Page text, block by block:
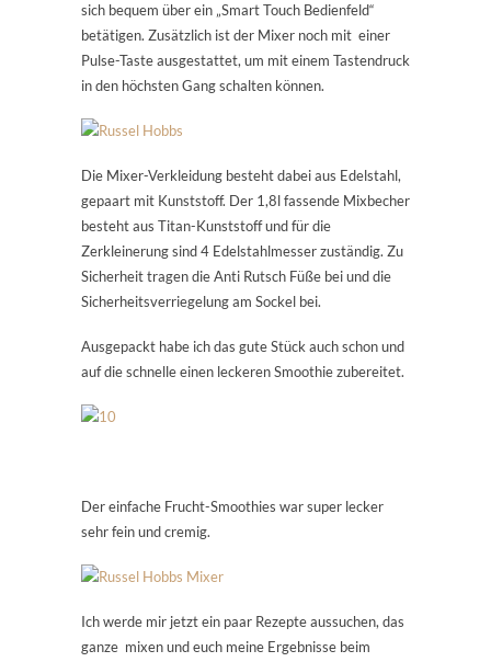
sich bequem über ein „Smart Touch Bedienfeld“
betätigen. Zusätzlich ist der Mixer noch mit einer
Pulse-Taste ausgestattet, um mit einem Tastendruck
in den höchsten Gang schalten können.
Die Mixer-Verkleidung besteht dabei aus Edelstahl,
gepaart mit Kunststoff. Der 1,8l fassende Mixbecher
besteht aus Titan-Kunststoff und für die
Zerkleinerung sind 4 Edelstahlmesser zuständig. Zu
Sicherheit tragen die Anti Rutsch Füße bei und die
Sicherheitsverriegelung am Sockel bei.
Ausgepackt habe ich das gute Stück auch schon und
auf die schnelle einen leckeren Smoothie zubereitet.
Der einfache Frucht-Smoothies war super lecker
sehr fein und cremig.
Ich werde mir jetzt ein paar Rezepte aussuchen, das
ganze mixen und euch meine Ergebnisse beim